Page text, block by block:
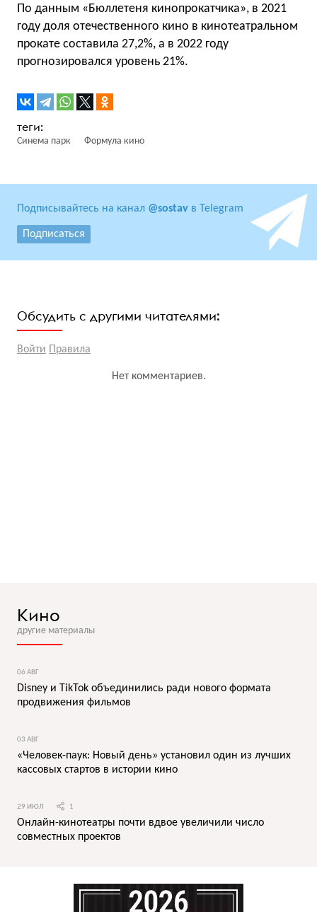
По данным «Бюллетеня кинопрокатчика», в 2021
году доля отечественного кино в кинотеатральном
прокате составила 27,2%, а в 2022 году
прогнозировался уровень 21%.
Синема парк Формула кино
Подписывайтесь на канал @sostav в Telegram
Подписаться
Обсудить с другими читателями:
Войти Правила
Нет комментариев.
Кино
другие материалы
06 АВГ
Disney и TikTok объединились ради нового формата
продвижения фильмов
03 АВГ
«Человек-паук: Новый день» установил один из лучших
кассовых стартов в истории кино
29 ИЮЛ 1
Онлайн-кинотеатры почти вдвое увеличили число
совместных проектов